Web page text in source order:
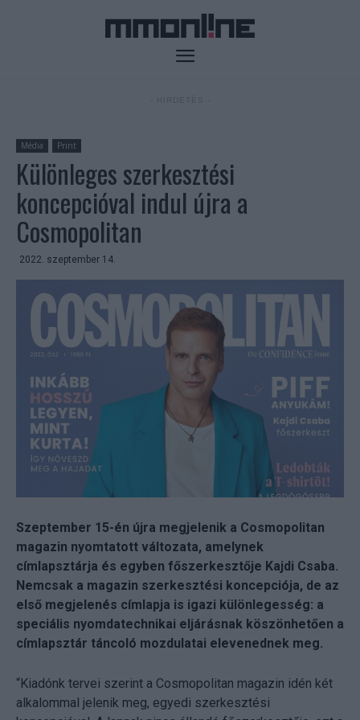
Média Print
Különleges szerkesztési
koncepcióval indul újra a
Cosmopolitan
2022. szeptember 14.
Szeptember 15-én újra megjelenik a Cosmopolitan
magazin nyomtatott változata, amelynek
címlapsztárja és egyben főszerkesztője Kajdi Csaba.
Nemcsak a magazin szerkesztési koncepciója, de az
első megjelenés címlapja is igazi különlegesség: a
speciális nyomdatechnikai eljárásnak köszönhetően a
címlapsztár táncoló mozdulatai elevenednek meg.
“Kiadónk tervei szerint a Cosmopolitan magazin idén két
alkalommal jelenik meg, egyedi szerkesztési